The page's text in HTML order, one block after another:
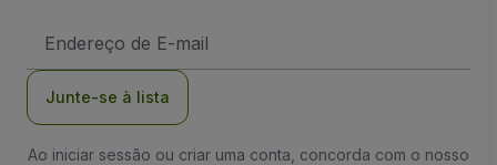
de
Junte-se à lista
Ao iniciar sessão ou criar uma conta, concorda com o nosso